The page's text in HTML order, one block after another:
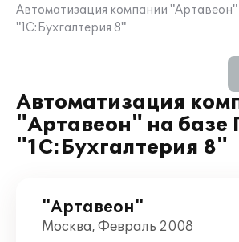
Автоматизация компании "Артавеон"
"1С:Бухгалтерия 8"
Автоматизация
"Артавеон" на базе
"1С:Бухгалтерия 8"
"Артавеон"
Москва, Февраль 2008